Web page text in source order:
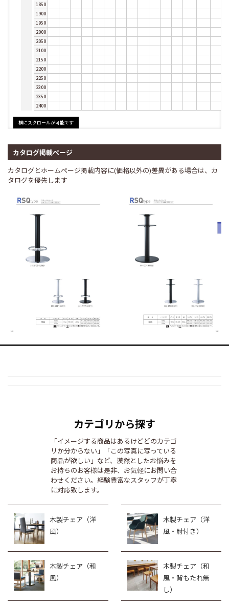
1850
1900
1950
2000
2050
2100
2150
2200
2250
2300
2350
2400
カタログ掲載ページ
カタログとホームページ掲載内容に(価格以外の)差異がある場合は、カ
タログを優先します
カテゴリから探す
「イメージする商品はあるけどどのカテゴ
リか分からない」「この写真に写っている
商品が欲しい」など、漠然としたお悩みを
お持ちのお客様は是非、お気軽にお問い合
わせください。経験豊富なスタッフが丁寧
に対応致します。
木製チェア（洋
風）
木製チェア（洋
風・肘付き）
木製チェア（和
風）
木製チェア（和
風・背もたれ無
し）